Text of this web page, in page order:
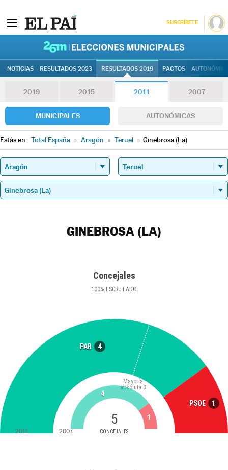
SUSCRÍBETE
NOTICIAS RESULTADOS 2023 RESULTADOS 2019 PACTOS
2019 2015 2011 2007
MUNICIPALES AUTONÓMICAS
Estás en: Total España » Aragón » Teruel » Ginebrosa (La)
GINEBROSA (LA)
Concejales
100% ESCRUTADO
PAR 4
PSOE 1
5
CONCEJALES
Mayoría
absoluta 3
4
1
2011 2007